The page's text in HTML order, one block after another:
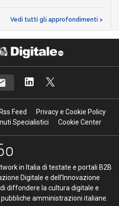
Vedi tutti gli approfondimenti >
Rss Feed
Privacy e Cookie Policy
Specialistici
Cookie Center
in Italia di testate e portali B2B
Digitale e dell’Innovazione
diffondere la cultura digitale e
amministrazioni italiane.